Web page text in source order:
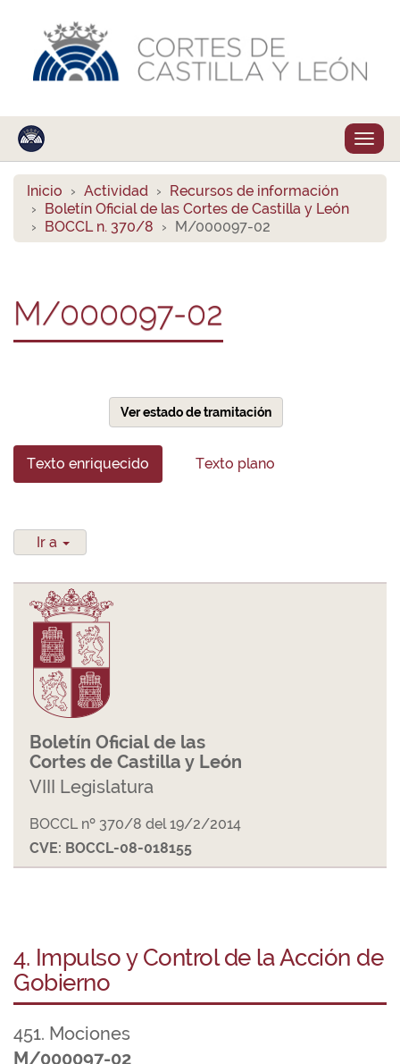
Inicio Actividad
Recursos de información
Boletín Oficial de las Cortes de Castilla y León
BOCCL n. 370/8
M/000097-02
M/000097-02
Ver estado de tramitación
Texto enriquecido Texto plano
Ir a
Boletín Oficial de las
Cortes de Castilla y León
VIII Legislatura
BOCCL nº 370/8 del 19/2/2014
CVE: BOCCL-08-018155
4. Impulso y Control de la Acción de
Gobierno
451. Mociones
M/000097-02